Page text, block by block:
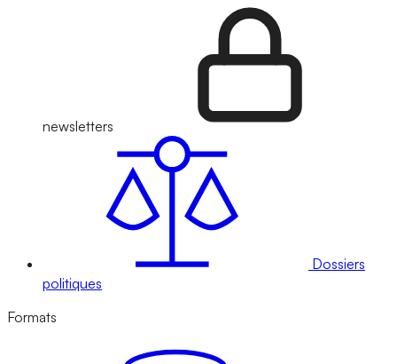
newsletters
Dossiers
politiques
Formats